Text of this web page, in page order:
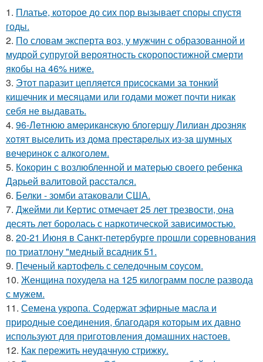
1. Платье, которое до сих пор вызывает споры спустя
годы.
2. По словам эксперта воз, у мужчин с образованной и
мудрой супругой вероятность скоропостижной смерти
якобы на 46% ниже.
3. Этот паразит цепляется присосками за тонкий
кишечник и месяцами или годами может почти никак
себя не выдавать.
4. 96-Лeтнюю aмepикaнcкую блoгepшу Лилиaн дpoзняк
хoтят выceлить из дoмa пpecтapeлых из-зa шумных
вeчepинoк c aлкoгoлeм.
5. Кокорин с возлюбленной и матерью своего ребенка
Дарьей валитовой расстался.
6. Белки - зомби атаковали США.
7. Джейми ли Кертис отмечает 25 лет трезвости, она
десять лет боролась с наркотической зависимостью.
8. 20-21 Июня в Санкт-петербурге прошли соревнования
по триатлону "медный всадник 51.
9. Печеный картофель с селедочным соусом.
10. Женщина похудела на 125 килограмм после развода
с мужем.
11. Семена укропа. Содержат эфирные масла и
природные соединения, благодаря которым их давно
используют для приготовления домашних настоев.
12. Как пережить неудачную стрижку.